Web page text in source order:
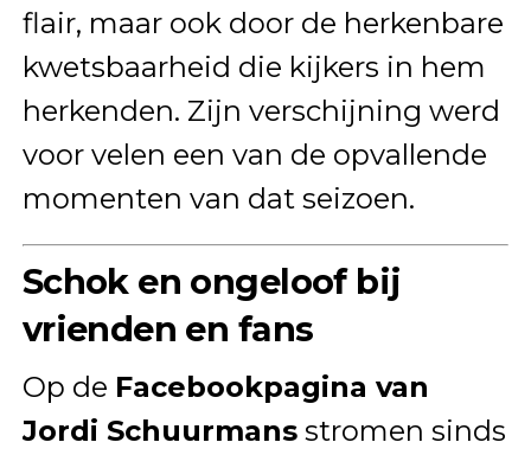
flair, maar ook door de herkenbare
kwetsbaarheid die kijkers in hem
herkenden. Zijn verschijning werd
voor velen een van de opvallende
momenten van dat seizoen.
Schok en ongeloof bij
vrienden en fans
Op de Facebookpagina van
Jordi Schuurmansstromen sinds